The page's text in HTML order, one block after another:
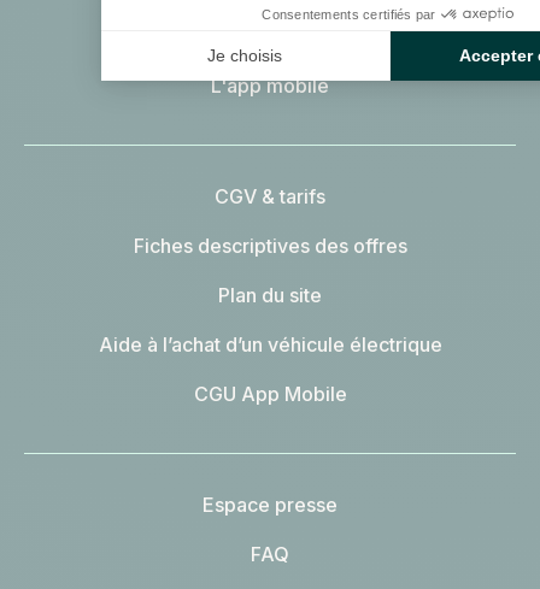
L'app mobile
CGV & tarifs
Fiches descriptives des offres
Plan du site
Aide à l’achat d’un véhicule électrique
CGU App Mobile
Espace presse
FAQ
Consentements certifiés par
Je choisis Accepter